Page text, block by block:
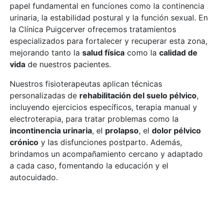
papel fundamental en funciones como la continencia
urinaria, la estabilidad postural y la función sexual. En
la Clínica Puigcerver ofrecemos tratamientos
especializados para fortalecer y recuperar esta zona,
mejorando tanto la salud física como la calidad de
vida de nuestros pacientes.
Nuestros fisioterapeutas aplican técnicas
personalizadas de rehabilitación del suelo pélvico,
incluyendo ejercicios específicos, terapia manual y
electroterapia, para tratar problemas como la
incontinencia urinaria, el prolapso, el dolor pélvico
crónico y las disfunciones postparto. Además,
brindamos un acompañamiento cercano y adaptado
a cada caso, fomentando la educación y el
autocuidado.